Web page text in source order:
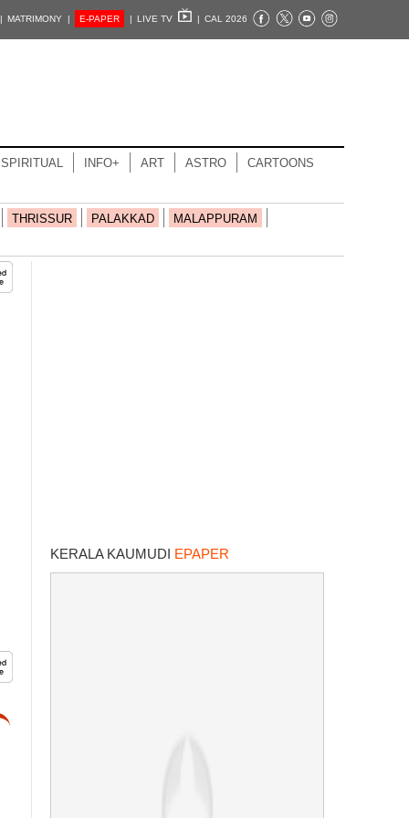
MATRIMONY | E-PAPER | LIVE TV | CAL 2026
SPIRITUAL INFO+ ART ASTRO CARTOONS
THRISSUR PALAKKAD MALAPPURAM
KERALA KAUMUDI EPAPER